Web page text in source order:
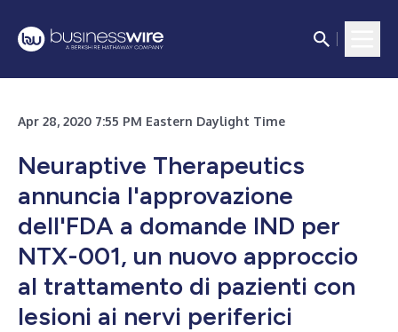
Apr 28, 2020 7:55 PM Eastern Daylight Time
Neuraptive Therapeutics
annuncia l'approvazione
dell'FDA a domande IND per
NTX-001, un nuovo approccio
al trattamento di pazienti con
lesioni ai nervi periferici